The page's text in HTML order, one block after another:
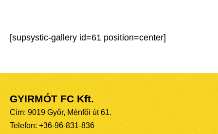
[supsystic-gallery id=61 position=center]
GYIRMÓT FC Kft.
Cím: 9019 Győr, Ménfői út 61.
Telefon: +36-96-831-836